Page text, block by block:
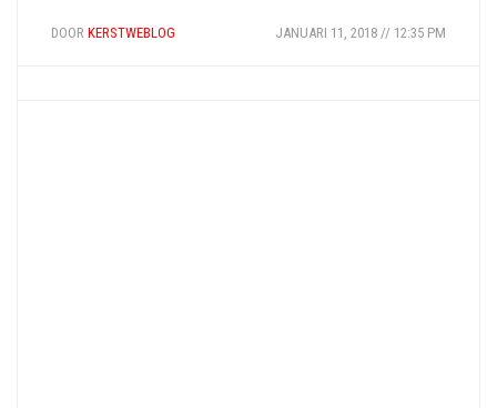
DOOR KERSTWEBLOG JANUARI 11, 2018 // 12:35 PM